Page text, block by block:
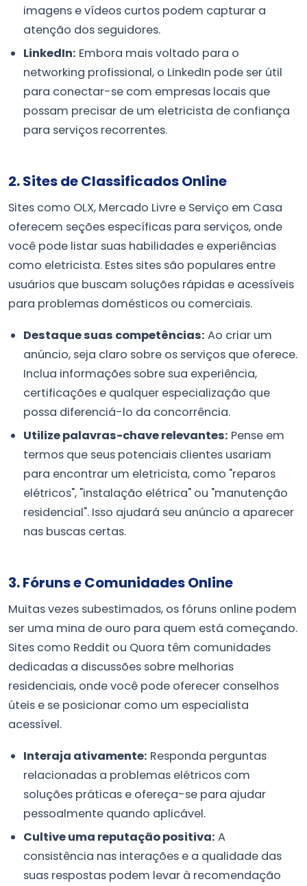
imagens e vídeos curtos podem capturar a
atenção dos seguidores.
LinkedIn: Embora mais voltado para o
networking profissional, o LinkedIn pode ser útil
para conectar-se com empresas locais que
possam precisar de um eletricista de confiança
para serviços recorrentes.
2. Sites de Classificados Online
Sites como OLX, Mercado Livre e Serviço em Casa
oferecem seções específicas para serviços, onde
você pode listar suas habilidades e experiências
como eletricista. Estes sites são populares entre
usuários que buscam soluções rápidas e acessíveis
para problemas domésticos ou comerciais.
Destaque suas competências: Ao criar um
anúncio, seja claro sobre os serviços que oferece.
Inclua informações sobre sua experiência,
certificações e qualquer especialização que
possa diferenciá-lo da concorrência.
Utilize palavras-chave relevantes: Pense em
termos que seus potenciais clientes usariam
para encontrar um eletricista, como "reparos
elétricos", "instalação elétrica" ou "manutenção
residencial". Isso ajudará seu anúncio a aparecer
nas buscas certas.
3. Fóruns e Comunidades Online
Muitas vezes subestimados, os fóruns online podem
ser uma mina de ouro para quem está começando.
Sites como Reddit ou Quora têm comunidades
dedicadas a discussões sobre melhorias
residenciais, onde você pode oferecer conselhos
úteis e se posicionar como um especialista
acessível.
Interaja ativamente: Responda perguntas
relacionadas a problemas elétricos com
soluções práticas e ofereça-se para ajudar
pessoalmente quando aplicável.
Cultive uma reputação positiva: A
consistência nas interações e a qualidade das
suas respostas podem levar à recomendação